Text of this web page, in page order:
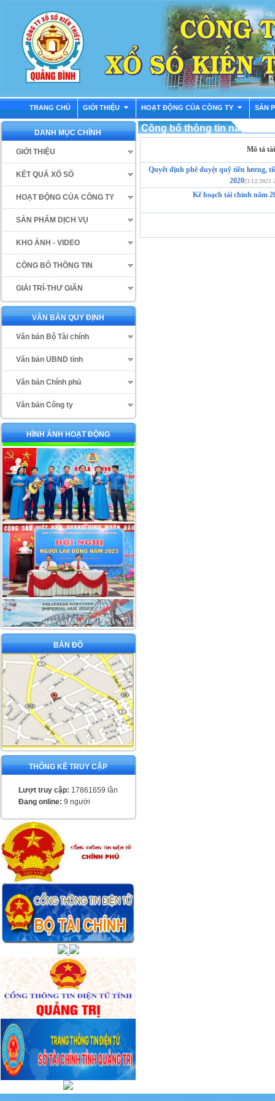
TRANG CHỦ GIỚI THIỆU HOẠT ĐỘNG CỦA CÔNG TY SẢN
DANH MỤC CHÍNH
GIỚI THIỆU
KẾT QUẢ XỔ SỐ
HOẠT ĐỘNG CỦA CÔNG TY
SẢN PHẨM DỊCH VỤ
KHO ẢNH - VIDEO
CÔNG BỐ THÔNG TIN
GIẢI TRÍ-THƯ GIÃN
VĂN BẢN QUY ĐỊNH
Văn bản Bộ Tài chính
Văn bản UBND tỉnh
Văn bản Chính phủ
Văn bản Công ty
HÌNH ẢNH HOẠT ĐỘNG
BẢN ĐỒ
THỐNG KÊ TRUY CẬP
Lượt truy cập: 17861659 lần
Đang online: 9 người
Công bố thông tin năm 2020
Mô tả
Quyết định phê duyệt quỹ tiền lương,
2020(3/12/2021
Kế hoạch tài chính năm